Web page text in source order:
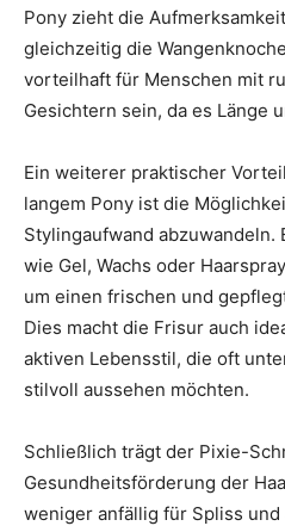
Pony zieht die
gleichzeitig die
vorteilhaft für Menschen mit
Gesichtern sein, da es Länge
Ein weiterer praktischer
langem Pony ist die
Stylingaufwand abzuwandeln.
wie Gel, Wachs oder
um einen frischen und
Dies macht die Frisur auch
aktiven Lebensstil, die oft
stilvoll aussehen möchten.
Schließlich trägt der Pixie-
Gesundheitsförderung der
weniger anfällig für Spliss